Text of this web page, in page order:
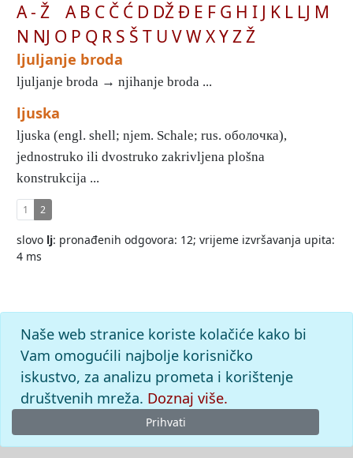
A - Ž A B C Č Ć D DŽĐ E F G H I J K L LJ M
N NJ O P Q R S Š T U VWXYZŽ
ljuljanje broda
ljuljanje broda → njihanje broda ...
ljuska
ljuska (engl. shell; njem. Schale; rus. оболочка),
jednostruko ili dvostruko zakrivljena plošna
konstrukcija ...
1 2
slovo lj: pronađenih odgovora: 12; vrijeme izvršavanja upita:
4 ms
Naše web stranice koriste kolačiće kako bi
Vam omogućili najbolje korisničko
iskustvo, za analizu prometa i korištenje
društvenih mreža. Doznaj više.
Prihvati
© 2026Leksikografski zavodMiroslav Krleža